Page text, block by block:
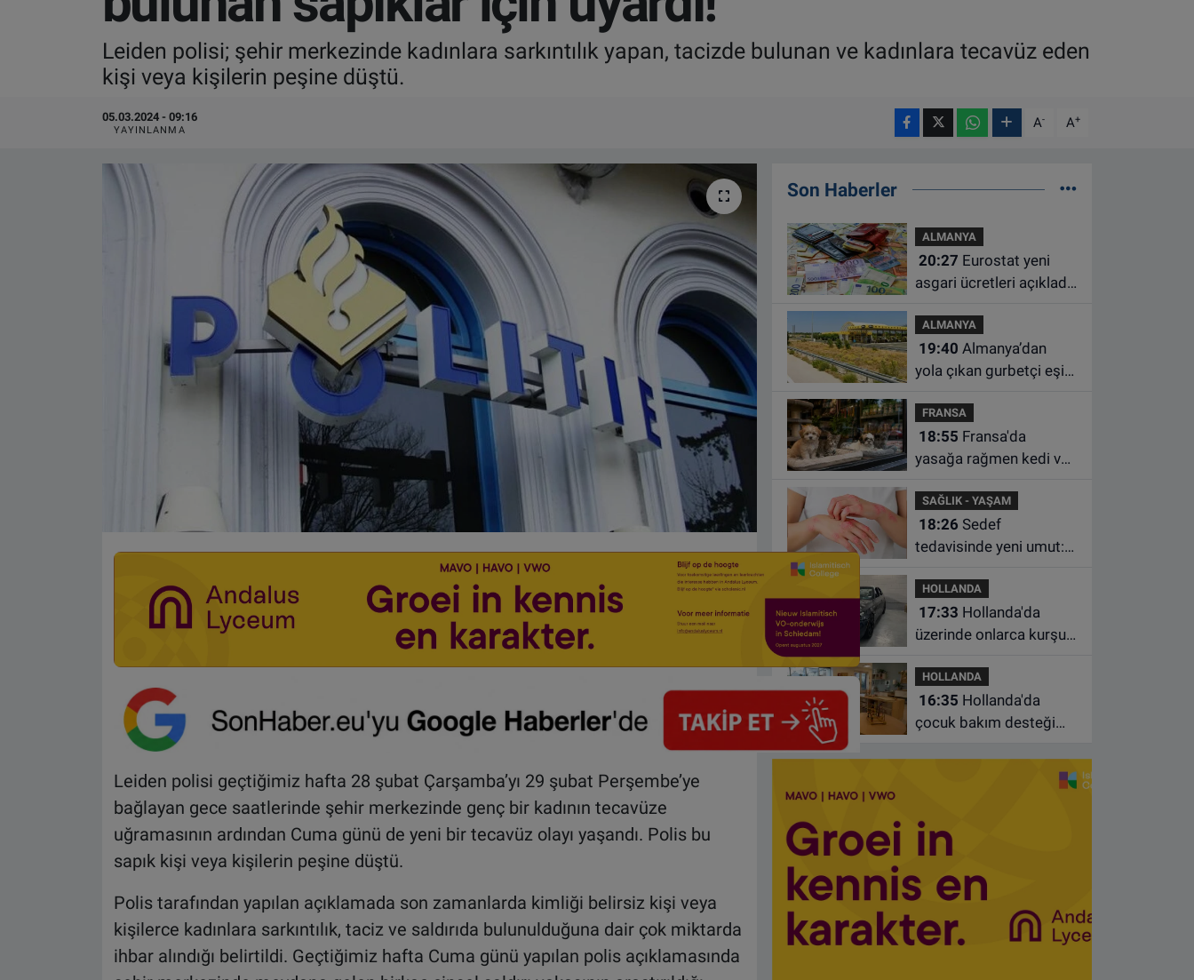
Leiden polisi; şehir merkezinde kadınlara sarkıntılık yapan, tacizde bulunan ve kadınlara tecavüz eden
kişi veya kişilerin peşine düştü.
05.03.2024 - 09:16
YAYINLANMA A- A+
Leiden polisi geçtiğimiz hafta 28 şubat Çarşamba’yı 29 şubat Perşembe’ye
bağlayan gece saatlerinde şehir merkezinde genç bir kadının tecavüze
uğramasının ardından Cuma günü de yeni bir tecavüz olayı yaşandı. Polis bu
sapık kişi veya kişilerin peşine düştü.
Polis tarafından yapılan açıklamada son zamanlarda kimliği belirsiz kişi veya
kişilerce kadınlara sarkıntılık, taciz ve saldırıda bulunulduğuna dair çok miktarda
ihbar alındığı belirtildi. Geçtiğimiz hafta Cuma günü yapılan polis açıklamasında
Son Haberler
ALMANYA
20:27
asgari ücretleri açıkladı:
sıraya yükseldi
ALMANYA
19:40
yola çıkan gurbetçi eşini
istasyonunda unuttu
FRANSA
18:55
yasağa rağmen kedi ve
shoplara hayvan başına
1.500 euro ceza
SAĞLIK - YAŞAM
18:26
tedavisinde yeni umut:
iyileşmediği bulundu
HOLLANDA
17:33
üzerinde onlarca kurşun
euroya satışa çıktı
HOLLANDA
16:35
çocuk bakım desteği
hâlâ ek ödeme yapıyor
ALGEMENE VOORWAARDEN
CONTACT
Çerez Politikası